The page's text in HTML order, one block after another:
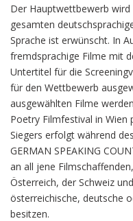
Der Hauptwettbewerb
gesamten
Sprache ist erwünscht. In
fremdsprachige Filme mit
Untertitel für die
für den Wettbewerb
ausgewählten Filme
Poetry Filmfestival in Wien
Siegers erfolgt während
GERMAN SPEAKING
an all jene
Österreich, der Schweiz
österreichische, deutsche
besitzen.